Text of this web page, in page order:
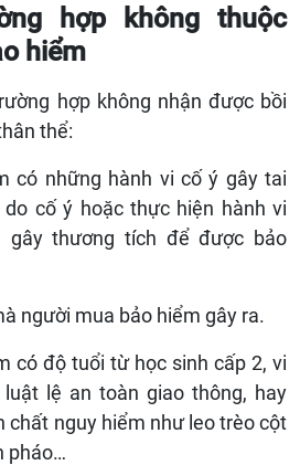
hợp không thuộc
hiểm
hợp không nhận được bồi
thể:
có những hành vi cố ý gây tai
cố ý hoặc thực hiện hành vi
gây thương tích để được bảo
người mua bảo hiểm gây ra.
có độ tuổi từ học sinh cấp 2, vi
lệ an toàn giao thông, hay
chất nguy hiểm như leo trèo cột
pháo…